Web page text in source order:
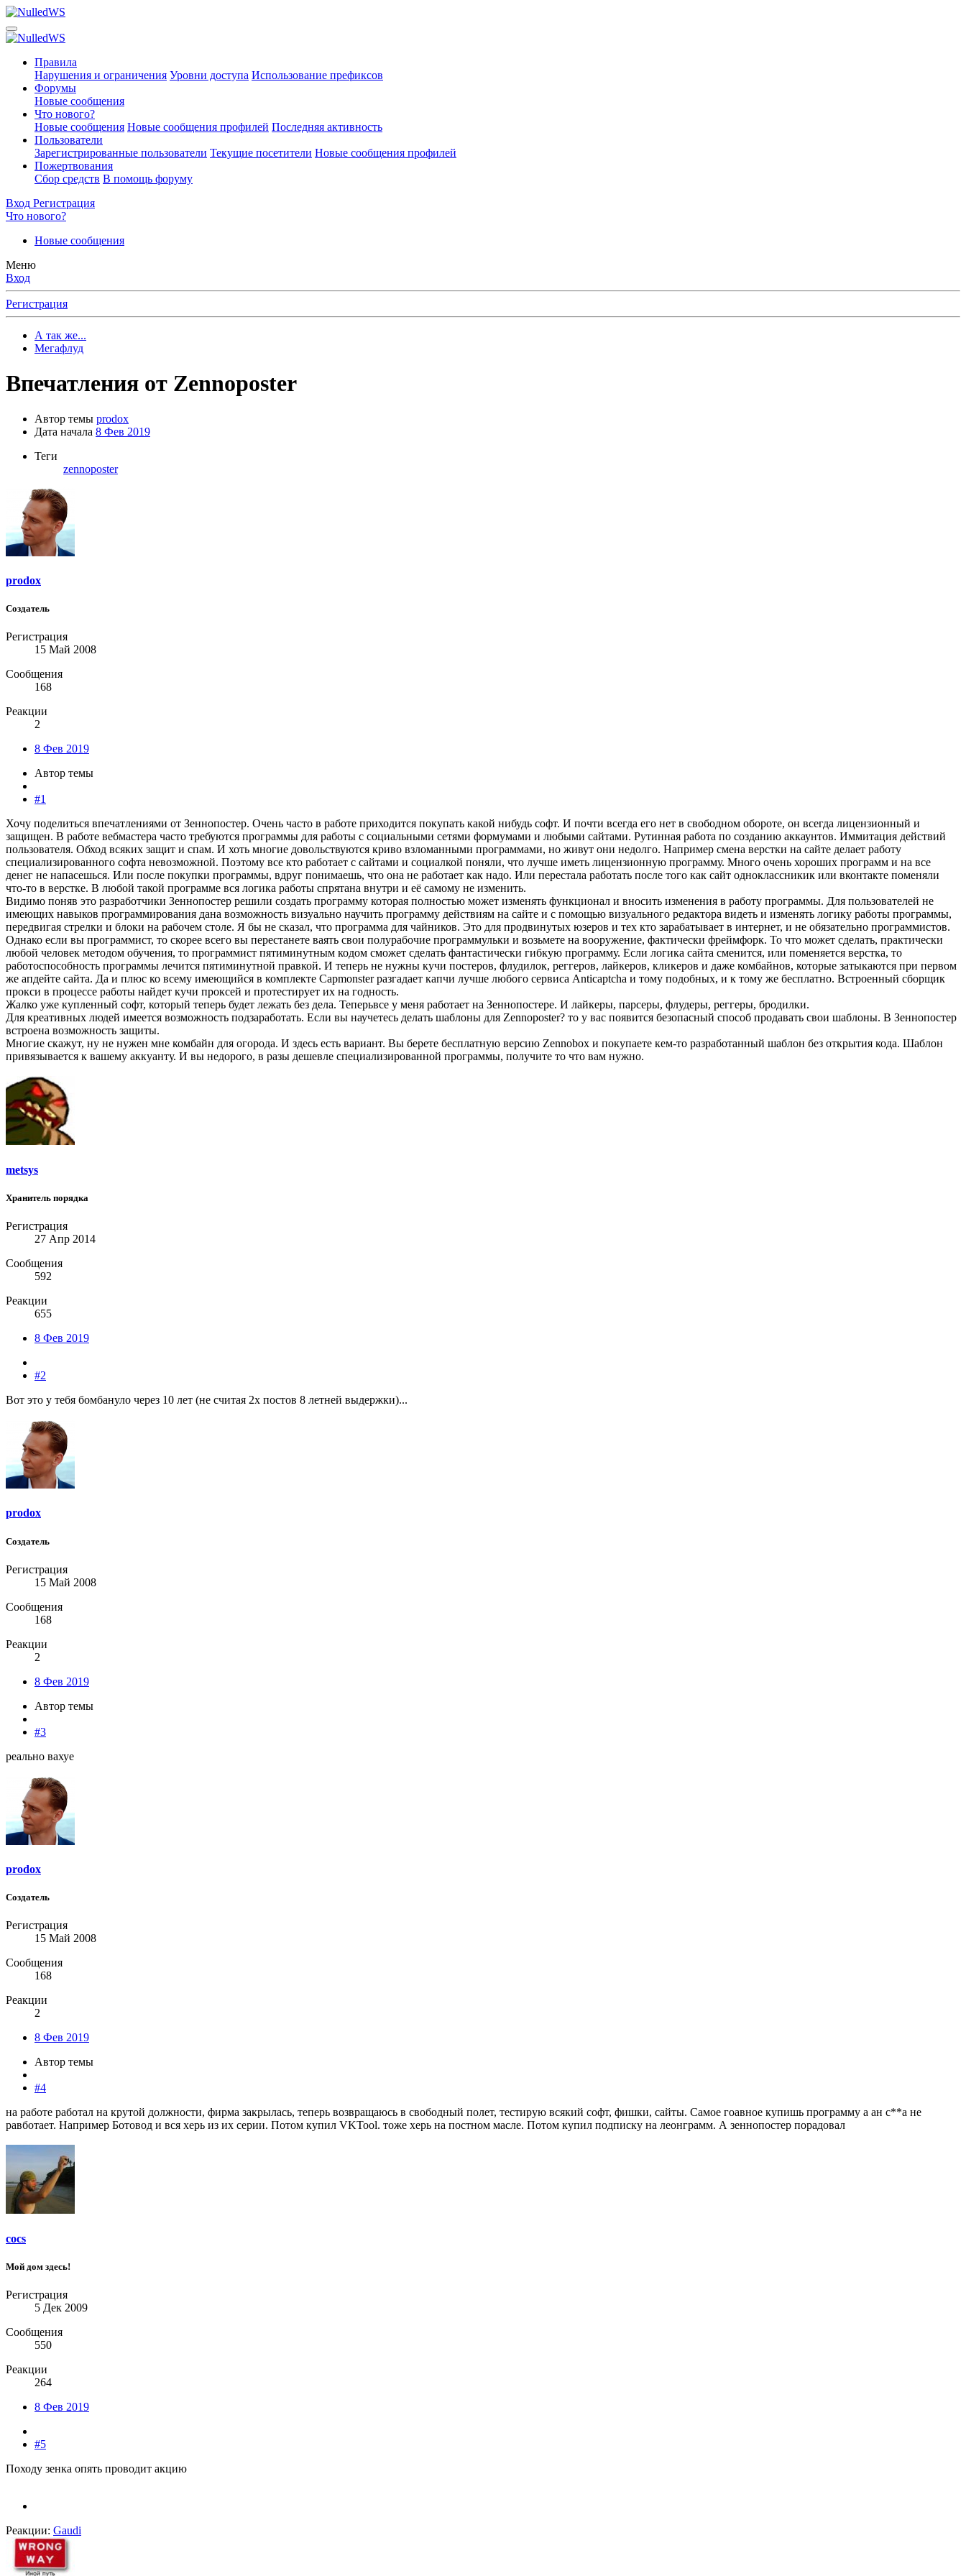
Правила
Нарушения и ограничения Уровни доступа Использование префиксов
Форумы
Новые сообщения
Что нового?
Новые сообщения Новые сообщения профилей Последняя активность
Пользователи
Зарегистрированные пользователи Текущие посетители Новые сообщения профилей
Пожертвования
Сбор средств В помощь форуму
Вход Регистрация
Что нового?
Новые сообщения
Меню
Вход
Регистрация
А так же...
Мегафлуд
Впечатления от Zennoposter
Автор темы prodox
Дата начала 8 Фев 2019
Теги
zennoposter
prodox
Создатель
Регистрация
15 Май 2008
Сообщения
168
Реакции
2
8 Фев 2019
Автор темы
#1
Хочу поделиться впечатлениями от Зеннопостер. Очень часто в работе приходится покупать какой нибудь софт. И почти всегда его нет в свободном обороте, он всегда лицензионный и
защищен. В работе вебмастера часто требуются программы для работы с социальными сетями формумами и любыми сайтами. Рутинная работа по созданию аккаунтов. Иммитация действий
пользователя. Обход всяких защит и спам. И хоть многие довольствуются криво взломанными программами, но живут они недолго. Например смена верстки на сайте делает работу
специализированного софта невозможной. Поэтому все кто работает с сайтами и социалкой поняли, что лучше иметь лицензионную программу. Много очень хороших программ и на все
денег не напасешься. Или после покупки программы, вдруг понимаешь, что она не работает как надо. Или перестала работать после того как сайт одноклассникик или вконтакте поменяли
что-то в верстке. В любой такой программе вся логика работы спрятана внутри и её самому не изменить.
Видимо поняв это разработчики Зеннопостер решили создать программу которая полностью может изменять функционал и вносить изменения в работу программы. Для пользователей не
имеющих навыков программирования дана возможность визуально научить программу действиям на сайте и с помощью визуального редактора видеть и изменять логику работы программы,
передвигая стрелки и блоки на рабочем столе. Я бы не сказал, что программа для чайников. Это для продвинутых юзеров и тех кто зарабатывает в интернет, и не обязательно программистов.
Однако если вы программист, то скорее всего вы перестанете ваять свои полурабочие программульки и возьмете на вооружение, фактически фреймфорк. То что может сделать, практически
любой человек методом обучения, то программист пятиминутным кодом сможет сделать фантастически гибкую программу. Если логика сайта сменится, или поменяется верстка, то
работоспособность программы лечится пятиминутной правкой. И теперь не нужны кучи постеров, флудилок, реггеров, лайкеров, кликеров и даже комбайнов, которые затыкаются при первом
же апдейте сайта. Да и плюс ко всему имеющийся в комплекте Capmonster разгадает капчи лучше любого сервиса Anticaptcha и тому подобных, и к тому же бесплатно. Встроенный сборщик
прокси в процессе работы найдет кучи проксей и протестирует их на годность.
Жалко уже купленный софт, который теперь будет лежать без дела. Теперьвсе у меня работает на Зеннопостере. И лайкеры, парсеры, флудеры, реггеры, бродилки.
Для креативных людей имеется возможность подзаработать. Если вы научетесь делать шаблоны для Zennoposter? то у вас появится безопасный способ продавать свои шаблоны. В Зеннопостер
встроена возможность защиты.
Многие скажут, ну не нужен мне комбайн для огорода. И здесь есть вариант. Вы берете бесплатную версию Zennobox и покупаете кем-то разработанный шаблон без открытия кода. Шаблон
привязывается к вашему аккуанту. И вы недорого, в разы дешевле специализированной программы, получите то что вам нужно.
metsys
Хранитель порядка
Регистрация
27 Апр 2014
Сообщения
592
Реакции
655
8 Фев 2019
#2
Вот это у тебя бомбануло через 10 лет (не считая 2х постов 8 летней выдержки)...
prodox
Создатель
Регистрация
15 Май 2008
Сообщения
168
Реакции
2
8 Фев 2019
Автор темы
#3
реально вахуе
prodox
Создатель
Регистрация
15 Май 2008
Сообщения
168
Реакции
2
8 Фев 2019
Автор темы
#4
на работе работал на крутой должности, фирма закрылась, теперь возвращаюсь в свободный полет, тестирую всякий софт, фишки, сайты. Самое гоавное купишь программу а ан с**а не
равботает. Например Ботовод и вся херь из их серии. Потом купил VKTool. тоже херь на постном масле. Потом купил подписку на леонграмм. А зеннопостер порадовал
cocs
Мой дом здесь!
Регистрация
5 Дек 2009
Сообщения
550
Реакции
264
8 Фев 2019
#5
Походу зенка опять проводит акцию
Реакции: Gaudi